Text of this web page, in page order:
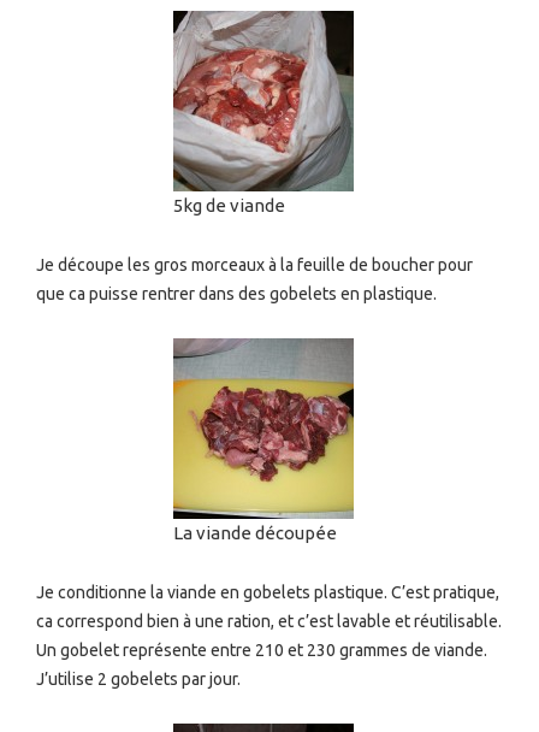
5kg de viande
Je découpe les gros morceaux à la feuille de boucher pour
que ca puisse rentrer dans des gobelets en plastique.
La viande découpée
Je conditionne la viande en gobelets plastique. C’est pratique,
ca correspond bien à une ration, et c’est lavable et réutilisable.
Un gobelet représente entre 210 et 230 grammes de viande.
J’utilise 2 gobelets par jour.